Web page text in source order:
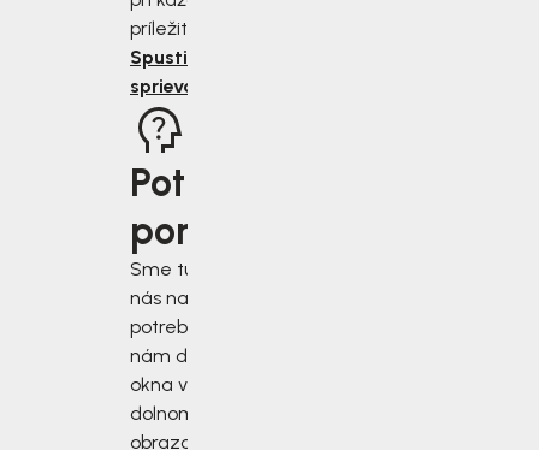
príležitosti.
Spustiť
sprievodcu
Potrebujete
poradiť?
Sme tu pre vás, keď
nás najviac
potrebujete. Napíšte
nám do chatového
okna v pravom
dolnom rohu
obrazovky alebo si